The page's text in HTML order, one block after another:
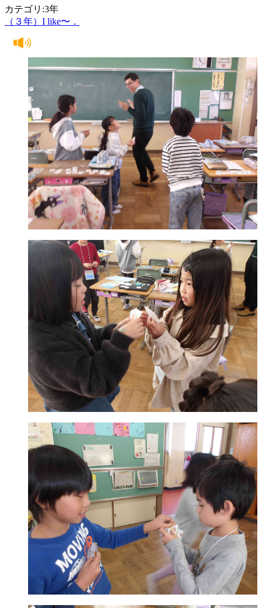
カテゴリ:3年
（３年）I like〜．